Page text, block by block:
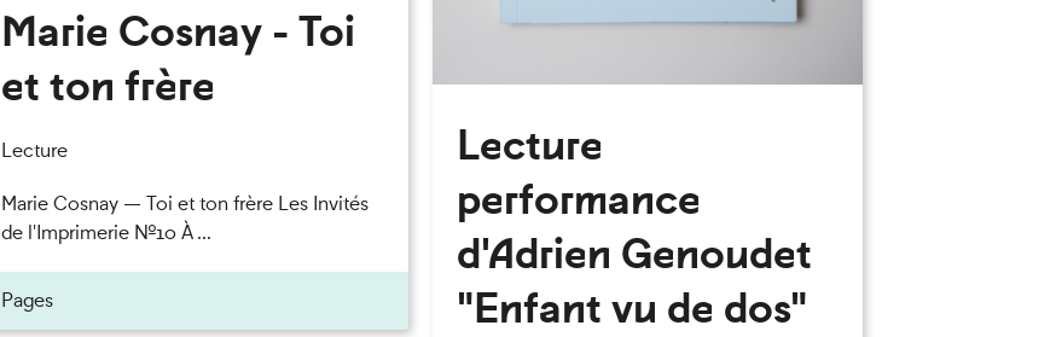
Marie Cosnay - Toi
et ton frère
Lecture
Marie Cosnay — Toi et ton frère Les Invités
de l'Imprimerie n°10 À ...
Pages
Lecture
performance
d'Adrien Genoudet
"Enfant vu de dos"